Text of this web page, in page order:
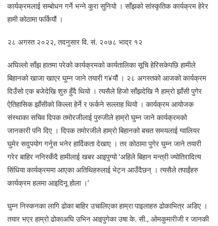
कार्यक्रमलाई सम्बोधन गर्ने भन्ने कुरा सुनियो । साँझको सांस्कृतिक कार्यक्रम हेरेर
हामी कोठामा फर्कियौं ।
२८ अगस्त २०२२, तदनुसार वि. सं. २०७८ भाद्र १२
अघिल्लो साँझ हातमा परेको कार्यक्रमको कार्यतालिका सूचि हेरिसकेपछि हामीले
बिहानको खाजा खाएर घुम्न जाने तयारी ग¥यौं । २८ अगस्तको आजको कार्यक्रम
दिउँसो एक बजेदेखि शुरु हुँदै थियो । त्यसैले हिजो साँझदेखि नै हाम्रो झाँसी पुगेर
ऐतिहासिक झाँसीको किल्ला हेर्ने र फर्कने सल्लाह थियो । कार्यक्रम आयोजक
संस्थाका सचिव दिपक तमोरजीलाई पुरुजीले हाम्रो घुम्न जाने कार्यक्रमको
जानकारी पनि दिए । दिपक तमोरजीले हाम्रो बिहानको बचत समयलाई ग्वालियर
घुमेर सदुपयोग गर्नुस भनेर हार्दिकता देखाए । तर कोठामा पुगेर घुम्न जाने तयारी
गरेर बाहिर ननिस्कँदै हामीलाई खबर आइपुग्यो ‘अहिले बिहान मन्त्री ज्योतिरादित्य
सिंधिया कार्यक्रममा आएका अतिथिहरुलाई भेट्न आउँदैछन् । त्यसैले तपाईंहरु
कार्यक्रम हलमा आइदिनू होला ।’
घुम्न निस्कनका लागि ढोका बाहिर उचालिएका हाम्रा पाइलाहरु ढोकाभित्र अडिए ।
तयार भएर हाम्रो ढोकाअघि उभिन आइपुगेका उषा के. सी., ओमकुमारीजी र जानकी